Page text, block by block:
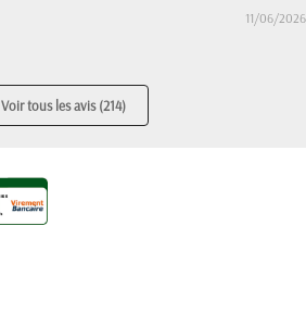
11/06/2026
Voir tous les avis (214)